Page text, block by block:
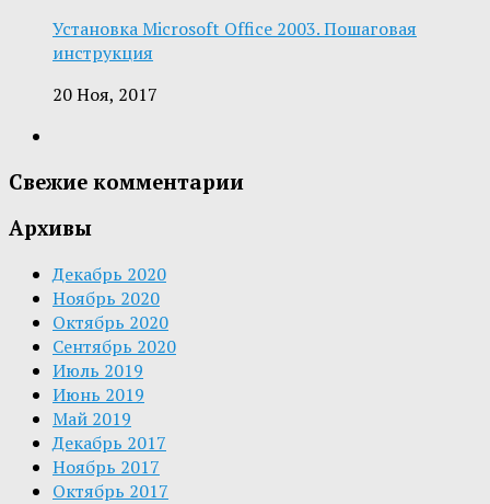
Установка Microsoft Office 2003. Пошаговая
инструкция
20 Ноя, 2017
Свежие комментарии
Архивы
Декабрь 2020
Ноябрь 2020
Октябрь 2020
Сентябрь 2020
Июль 2019
Июнь 2019
Май 2019
Декабрь 2017
Ноябрь 2017
Октябрь 2017